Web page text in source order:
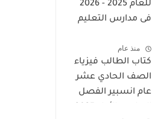
للعام 2025 - 2026
فى مدارس التعليم
المطبقة لمنهاج
الوزارة فى الامارات
منذ عام
كتاب الطالب فيزياء
الصف الحادي عشر
عام انسبير الفصل